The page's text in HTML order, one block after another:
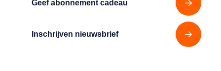
Geef abonnement cadeau
Inschrijven nieuwsbrief